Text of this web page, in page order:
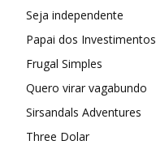
Seja independente
Papai dos Investimentos
Frugal Simples
Quero virar vagabundo
Sirsandals Adventures
Three Dolar